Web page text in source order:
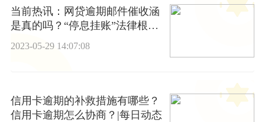
当前热讯：网贷逾期邮件催收涵
是真的吗？“停息挂账”法律根据
是什么?
2023-05-29 14:07:08
信用卡逾期的补救措施有哪些？
信用卡逾期怎么协商？|每日动态